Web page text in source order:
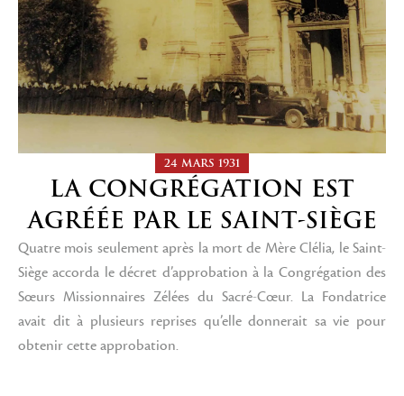
24 MARS 1931
LA CONGRÉGATION EST
AGRÉÉE PAR LE SAINT-SIÈGE
Quatre mois seulement après la mort de Mère Clélia, le Saint-
Siège accorda le décret d’approbation à la Congrégation des
Sœurs Missionnaires Zélées du Sacré-Cœur. La Fondatrice
avait dit à plusieurs reprises qu’elle donnerait sa vie pour
obtenir cette approbation.